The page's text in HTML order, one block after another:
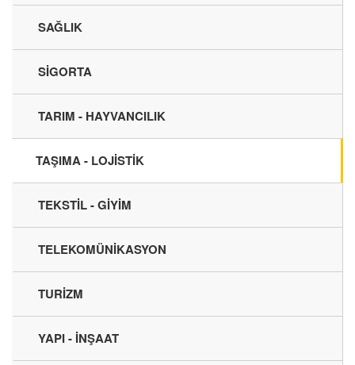
SAĞLIK
SİGORTA
TARIM - HAYVANCILIK
TAŞIMA - LOJİSTİK
TEKSTİL - GİYİM
TELEKOMÜNİKASYON
TURİZM
YAPI - İNŞAAT